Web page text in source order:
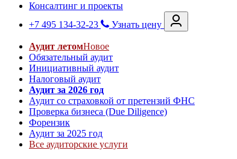
Консалтинг и проекты
+7 495 134-32-23
Узнать цену
Аудит летомНовое
Обязательный аудит
Инициативный аудит
Налоговый аудит
Аудит за 2026 год
Аудит со страховкой от претензий ФНС
Проверка бизнеса (Due Diligence)
Форензик
Аудит за 2025 год
Все аудиторские услуги